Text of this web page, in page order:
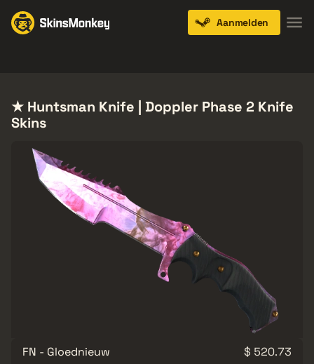
Aanmelden
★ Huntsman Knife | Doppler Phase 2 Knife
Skins
FN - Gloednieuw
$ 520.73